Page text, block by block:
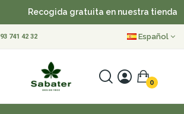
Recogida gratuita en nuestra tienda
93 741 42 32 Español
0